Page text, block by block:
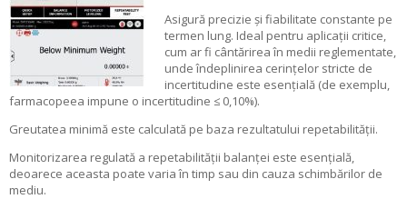
Asigură precizie și fiabilitate constante pe
termen lung. Ideal pentru aplicații critice,
cum ar fi cântărirea în medii reglementate,
unde îndeplinirea cerințelor stricte de
incertitudine este esențială (de exemplu,
farmacopeea impune o incertitudine ≤ 0,10%).
Greutatea minimă este calculată pe baza rezultatului repetabilității.
Monitorizarea regulată a repetabilității balanței este esențială,
deoarece aceasta poate varia în timp sau din cauza schimbărilor de
mediu.